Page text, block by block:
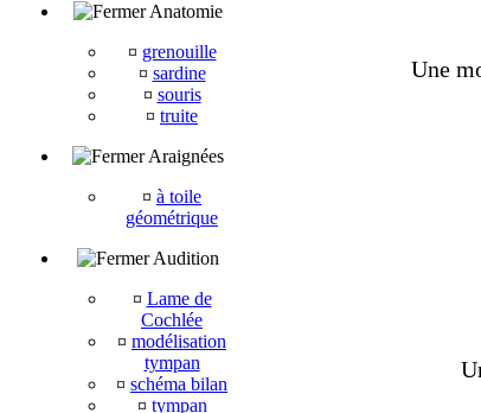
Anatomie
¤ grenouille
¤ sardine
¤ souris
¤ truite
Araignées
¤ à toile
géométrique
Audition
¤ Lame de
Cochlée
¤ modélisation
tympan
¤ schéma bilan
¤ tympan
Une